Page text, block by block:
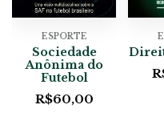
ESPORTE
Sociedade
Anônima do
Futebol
R$60,00